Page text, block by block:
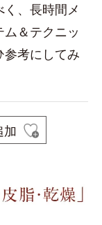
、長時間メ
＆テクニッ
参考にしてみ
加